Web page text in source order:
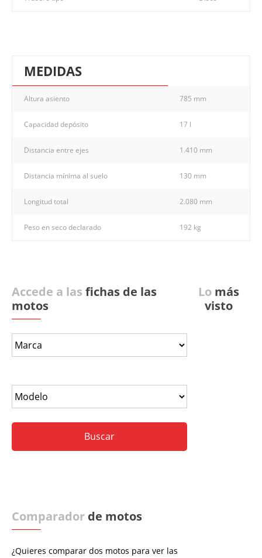
MEDIDAS
Altura asiento 785 mm
Capacidad depósito 17 l
Distancia entre ejes 1.410 mm
Distancia mínima al suelo 130 mm
Longitud total 2.080 mm
Peso en seco declarado 192 kg
Accede a las fichas de las
motos
Comparador de motos
¿Quieres comparar dos motos para ver las
Lo más
visto